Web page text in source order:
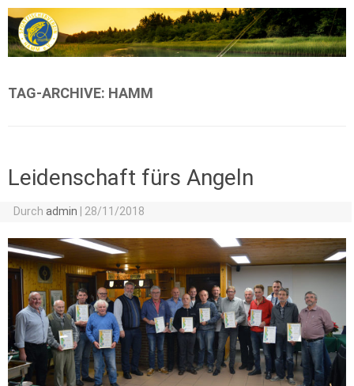
TAG-ARCHIVE: HAMM
Leidenschaft fürs Angeln
Durch admin 28/11/2018